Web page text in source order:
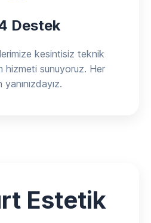
Destek
kesintisiz teknik
hizmeti sunuyoruz. Her
Estetik